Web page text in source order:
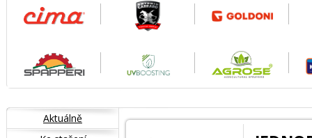
Aktuálně